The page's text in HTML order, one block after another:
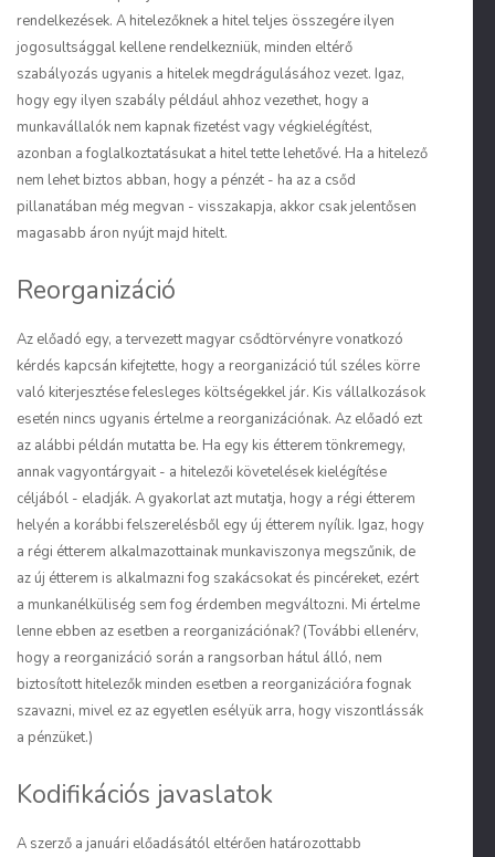
rendelkezések. A hitelezőknek a hitel teljes összegére ilyen
jogosultsággal kellene rendelkezniük, minden eltérő
szabályozás ugyanis a hitelek megdrágulásához vezet. Igaz,
hogy egy ilyen szabály például ahhoz vezethet, hogy a
munkavállalók nem kapnak fizetést vagy végkielégítést,
azonban a foglalkoztatásukat a hitel tette lehetővé. Ha a hitelező
nem lehet biztos abban, hogy a pénzét - ha az a csőd
pillanatában még megvan - visszakapja, akkor csak jelentősen
magasabb áron nyújt majd hitelt.
Reorganizáció
Az előadó egy, a tervezett magyar csődtörvényre vonatkozó
kérdés kapcsán kifejtette, hogy a reorganizáció túl széles körre
való kiterjesztése felesleges költségekkel jár. Kis vállalkozások
esetén nincs ugyanis értelme a reorganizációnak. Az előadó ezt
az alábbi példán mutatta be. Ha egy kis étterem tönkremegy,
annak vagyontárgyait - a hitelezői követelések kielégítése
céljából - eladják. A gyakorlat azt mutatja, hogy a régi étterem
helyén a korábbi felszerelésből egy új étterem nyílik. Igaz, hogy
a régi étterem alkalmazottainak munkaviszonya megszűnik, de
az új étterem is alkalmazni fog szakácsokat és pincéreket, ezért
a munkanélküliség sem fog érdemben megváltozni. Mi értelme
lenne ebben az esetben a reorganizációnak? (További ellenérv,
hogy a reorganizáció során a rangsorban hátul álló, nem
biztosított hitelezők minden esetben a reorganizációra fognak
szavazni, mivel ez az egyetlen esélyük arra, hogy viszontlássák
a pénzüket.)
Kodifikációs javaslatok
A szerző a januári előadásától eltérően határozottabb